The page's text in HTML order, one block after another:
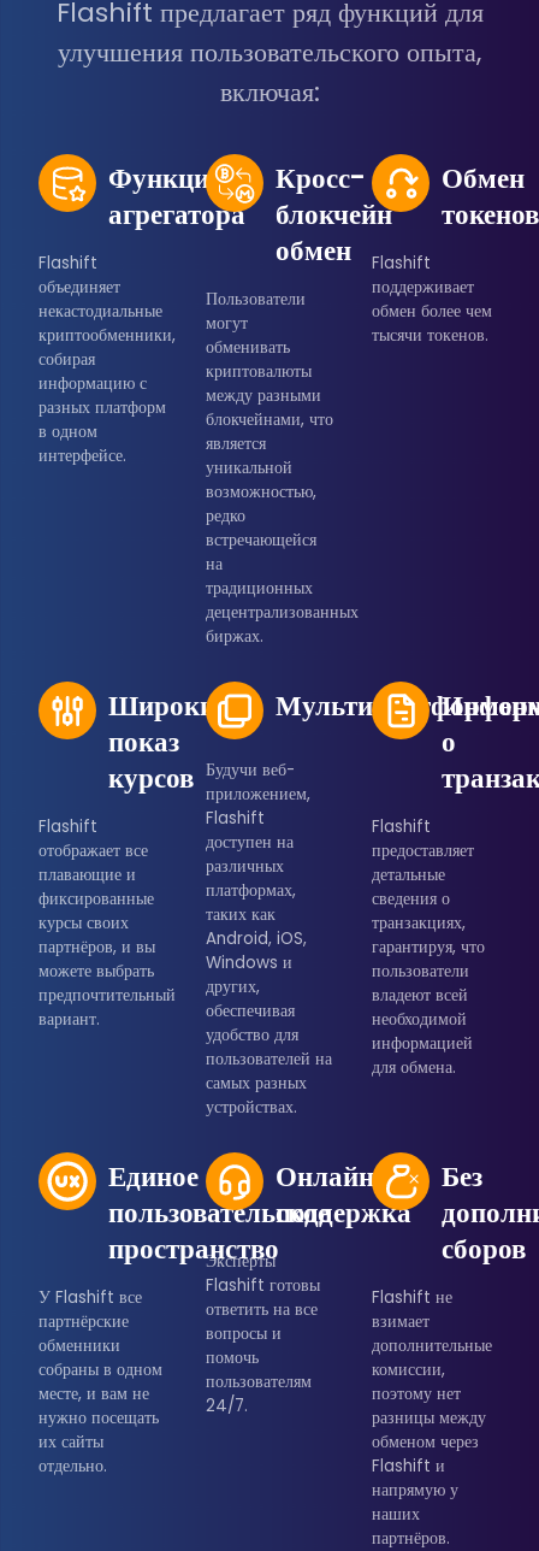
Flashift предлагает ряд функций для
улучшения пользовательского опыта,
включая:
Функция
агрегатора
Flashift
объединяет
некастодиальные
криптообменники,
собирая
информацию с
разных платформ
в одном
интерфейсе.
Кросс-
блокчейн
обмен
Пользователи
могут
обменивать
криптовалюты
между разными
блокчейнами, что
является
уникальной
возможностью,
редко
встречающейся
на
традиционных
децентрализованных
биржах.
Обмен
токенов
Flashift
поддерживает
обмен более чем
тысячи токенов.
Широкий
показ
курсов
Flashift
отображает все
плавающие и
фиксированные
курсы своих
партнёров, и вы
можете выбрать
предпочтительный
вариант.
Будучи веб-
приложением,
Flashift
доступен на
различных
платформах,
таких как
Android, iOS,
Windows и
других,
обеспечивая
удобство для
пользователей на
самых разных
устройствах.
о
Flashift
предоставляет
детальные
сведения о
транзакциях,
гарантируя, что
пользователи
владеют всей
необходимой
информацией
для обмена.
Единое
пользовательское
пространство
У Flashift все
партнёрские
обменники
собраны в одном
месте, и вам не
нужно посещать
их сайты
отдельно.
Онлайн-
поддержка
Эксперты
Flashift готовы
ответить на все
вопросы и
помочь
пользователям
24/7.
Без
сборов
Flashift не
взимает
дополнительные
комиссии,
поэтому нет
разницы между
обменом через
Flashift и
напрямую у
наших
партнёров.